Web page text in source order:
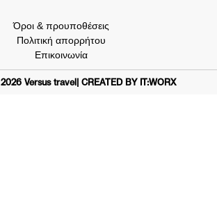
Όροι & προυποθέσεις
Πολιτική απορρήτου
Επικοινωνία
2026 Versus travel| CREATED BY IT:WORX